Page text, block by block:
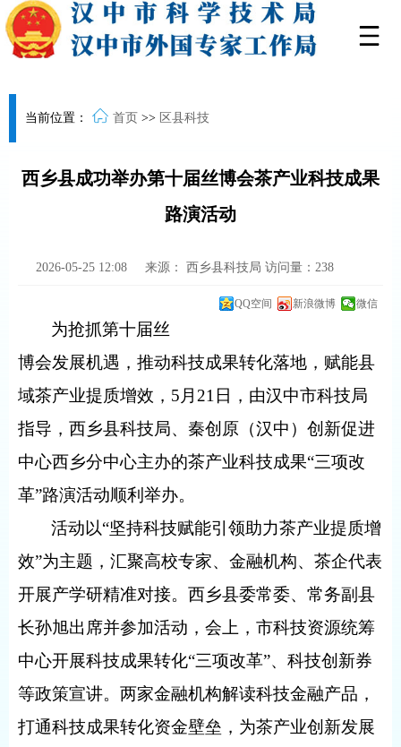
当前位置： 首页 >> 区县科技
西乡县成功举办第十届丝博会茶产业科技成果
路演活动
2026-05-25 12:08 来源： 西乡县科技局 访问量： 238
QQ空间 新浪微博 微信
为抢抓第十届丝
博会发展机遇，推动科技成果转化落地，赋能县
域茶产业提质增效， 5 月 21 日，由汉中市科技局
指导，西乡县科技局、秦创原（汉中）创新促进
中心西乡分中心主办的茶产业科技成果“三项改
革”路演活动顺利举办。
活动以“坚持科技赋能引领助力茶产业提质增
效”为主题，汇聚高校专家、金融机构、茶企代表
开展产学研精准对接。西乡县委常委、常务副县
长孙旭出席并参加活动，会上，市科技资源统筹
中心开展科技成果转化“三项改革”、科技创新券
等政策宣讲。两家金融机构解读科技金融产品，
打通科技成果转化资金壁垒，为茶产业创新发展